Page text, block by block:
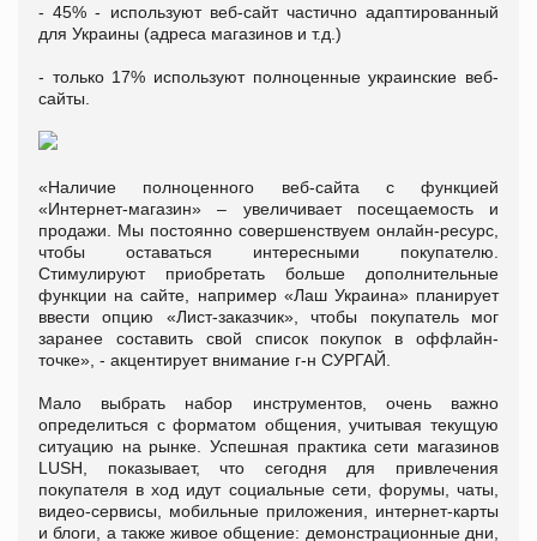
- 45% - используют веб-сайт частично адаптированный
для Украины (адреса магазинов и т.д.)
- только 17% используют полноценные украинские веб-
сайты.
«Наличие полноценного веб-сайта с функцией
«Интернет-магазин» – увеличивает посещаемость и
продажи. Мы постоянно совершенствуем онлайн-ресурс,
чтобы оставаться интересными покупателю.
Стимулируют приобретать больше дополнительные
функции на сайте, например «Лаш Украина» планирует
ввести опцию «Лист-заказчик», чтобы покупатель мог
заранее составить свой список покупок в оффлайн-
точке», - акцентирует внимание г-н СУРГАЙ.
Мало выбрать набор инструментов, очень важно
определиться с форматом общения, учитывая текущую
ситуацию на рынке. Успешная практика сети магазинов
LUSH, показывает, что сегодня для привлечения
покупателя в ход идут социальные сети, форумы, чаты,
видео-сервисы, мобильные приложения, интернет-карты
и блоги, а также живое общение: демонстрационные дни,